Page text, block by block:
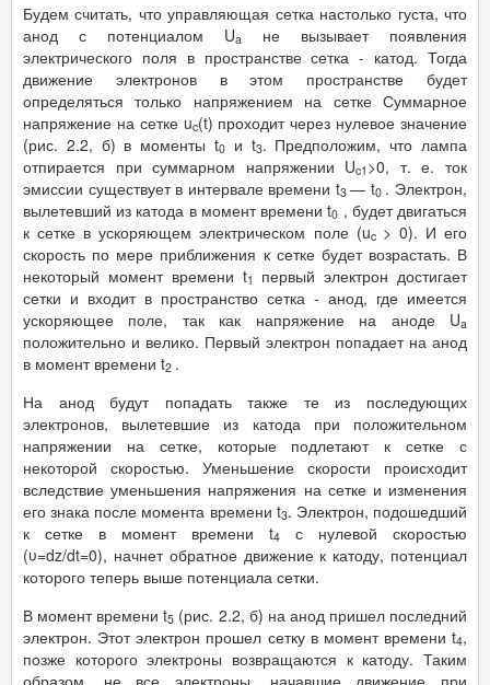
Будем считать, что управляющая сетка настолько густа, что
анод с потенциалом Ua
не вызывает появления
электрического поля в пространстве сетка - катод. Тогда
движение электронов в этом пространстве будет
определяться только напряжением на сетке Суммарное
напряжение на сетке uc(t) проходит через нулевое значение
(рис. 2.2, б) в моменты t0 и t3. Предположим, что лампа
отпирается при суммарном напряжении Uc1 >0, т. е. ток
эмиссии существует в интервале времени t3— t0 . Электрон,
вылетевший из катода в момент времени t0 , будет двигаться
к сетке в ускоряющем электрическом поле (uc > 0). И его
скорость по мере приближения к сетке будет возрастать. В
некоторый момент времени t1
первый электрон достигает
сетки и входит в пространство сетка - анод, где имеется
ускоряющее поле, так как напряжение на аноде Ua
положительно и велико. Первый электрон попадает на анод
в момент времени t2 .
На анод будут попадать также те из последующих
электронов, вылетевшие из катода при положительном
напряжении на сетке, которые подлетают к сетке с
некоторой скоростью. Уменьшение скорости происходит
вследствие уменьшения напряжения на сетке и изменения
его знака после момента времени t3. Электрон, подошедший
к сетке в момент времени t4
с нулевой скоростью
(υ=dz/dt=0), начнет обратное движение к катоду, потенциал
которого теперь выше потенциала сетки.
В момент времени t5 (рис. 2.2, б) на анод пришел последний
электрон. Этот электрон прошел сетку в момент времени t4,
позже которого электроны возвращаются к катоду. Таким
образом, не все электроны, начавшие движение при